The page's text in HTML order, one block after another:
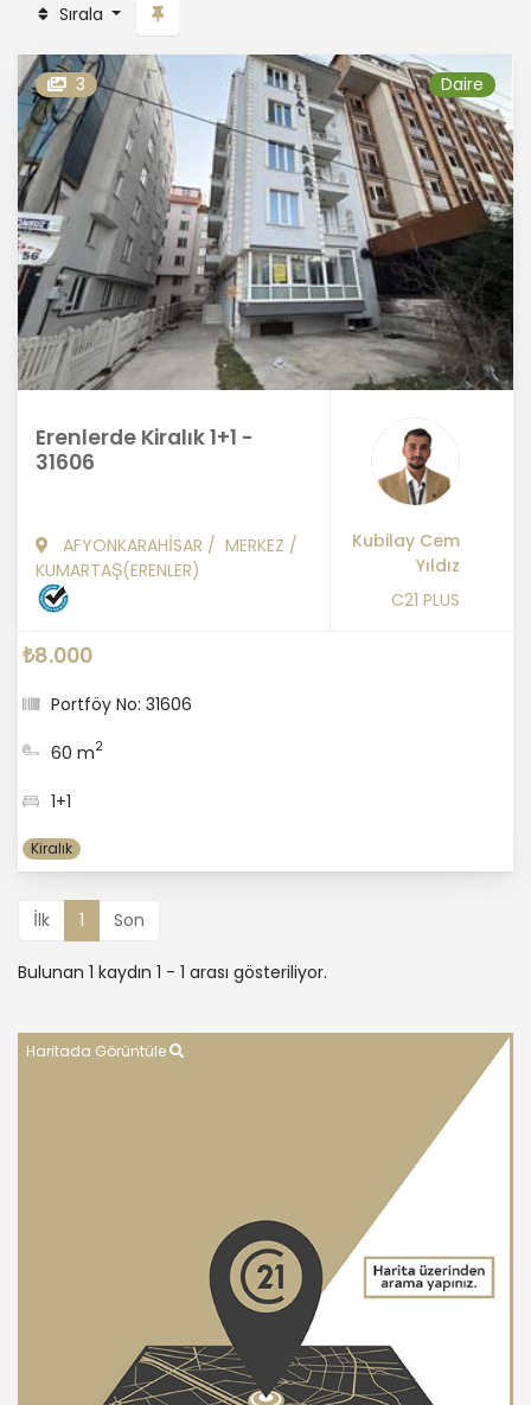
Sırala
3 Daire
Erenlerde Kiralık 1+1 -
31606
AFYONKARAHİSAR / MERKEZ /
KUMARTAŞ(ERENLER)
Kubilay Cem
Yıldız
C21 PLUS
₺8.000
Portföy No: 31606
60 m2
1+1
Kiralık
İlk 1 Son
Bulunan 1 kaydın 1 - 1 arası gösteriliyor.
Haritada Görüntüle